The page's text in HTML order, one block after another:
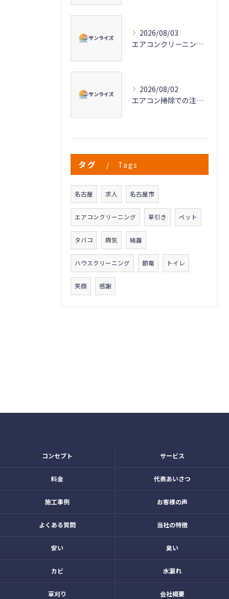
2026/08/03
エアコンクリーニングで実現する快適な空気環境づくり
2026/08/02
エアコン掃除での注意点と愛知県名古屋市清須市で失敗しない依頼のポイント
タグ Tags
名古屋 求人 名古屋市
エアコンクリーニング 草引き ペット
タバコ 病気 結露
ハウスクリーニング 節電 トイレ
笑顔 感謝
コンセプト サービス
料金 代表あいさつ
施工事例 お客様の声
よくある質問 当社の特徴
安い 臭い
カビ 水漏れ
草刈り 会社概要